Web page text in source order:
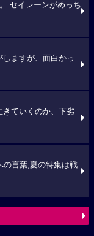
セイレーンがめっち
ますが、面白かっ
きていくのか、下劣
の言葉,夏の特集は戦